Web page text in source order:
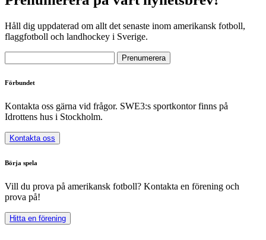
Håll dig uppdaterad om allt det senaste inom amerikansk fotboll,
flaggfotboll och landhockey i Sverige.
Förbundet
Kontakta oss gärna vid frågor. SWE3:s sportkontor finns på
Idrottens hus i Stockholm.
Kontakta oss
Börja spela
Vill du prova på amerikansk fotboll? Kontakta en förening och
prova på!
Hitta en förening